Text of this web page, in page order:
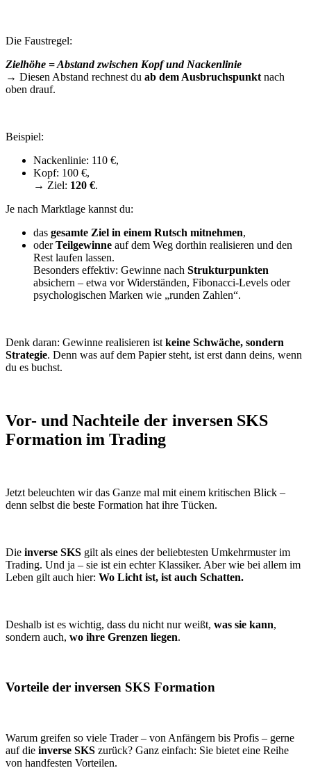
Die Faustregel:
Zielhöhe = Abstand zwischen Kopf und Nackenlinie
→ Diesen Abstand rechnest du ab dem Ausbruchspunkt nach
oben drauf.
Beispiel:
Nackenlinie: 110 €,
Kopf: 100 €,
→ Ziel: 120 €.
Je nach Marktlage kannst du:
das gesamte Ziel in einem Rutsch mitnehmen,
oderTeilgewinne auf dem Weg dorthin realisieren und den
Rest laufen lassen.
Besonders effektiv: Gewinne nach Strukturpunkten
absichern – etwa vor Widerständen, Fibonacci-Levels oder
psychologischen Marken wie „runden Zahlen“.
Denk daran: Gewinne realisieren ist keine Schwäche, sondern
Strategie. Denn was auf dem Papier steht, ist erst dann deins, wenn
du es buchst.
Vor- und Nachteile der inversen SKS
Formation im Trading
Jetzt beleuchten wir das Ganze mal mit einem kritischen Blick –
denn selbst die beste Formation hat ihre Tücken.
Die inverse SKS gilt als eines der beliebtesten Umkehrmuster im
Trading. Und ja – sie ist ein echter Klassiker. Aber wie bei allem im
Leben gilt auch hier: Wo Licht ist, ist auch Schatten.
Deshalb ist es wichtig, dass du nicht nur weißt, was sie kann,
sondern auch, wo ihre Grenzen liegen.
Vorteile der inversen SKS Formation
Warum greifen so viele Trader – von Anfängern bis Profis – gerne
auf die inverse SKS zurück? Ganz einfach: Sie bietet eine Reihe
von handfesten Vorteilen.